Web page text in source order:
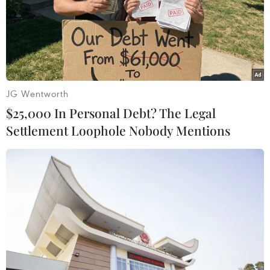
riêng khu vực vùng núi đêm 30 và chiều 31/7 có
mưa rào và dông rải rác, cục bộ có nơi mưa to,
trong mưa dông có khả năng xảy ra lốc, sét và
gió giật mạnh; ngày có mưa rào và dông vài nơi,
có nơi có nắng nóng. Gió nhẹ.
Nhiệt độ thấp nhất từ 25-28 độ C. Nhiệt độ cao
nhất có nơi 35-37 độ C, riêng khu vực vùng núi
32-35 độ C, có nơi trên 35 độ C.
Các tỉnh, thành phố từ Thanh Hóa đến Huế
- Chiều tối và đêm có mưa rào và dông vài nơi,
trong mưa dông có khả năng xảy ra lốc, sét và
gió giật mạnh; ngày nắng nóng, có nơi nắng
nóng gay gắt. Gió Tây Nam cấp 2-3.
JG Wentworth
$25,000 In Personal Debt? The Legal
Settlement Loophole Nobody Mentions